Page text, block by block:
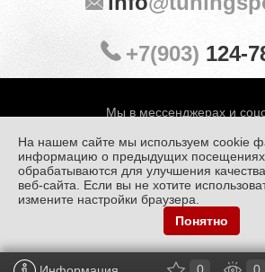
Мы в мессенджерах и
+7(903) 124-
© «Тюнинг Спорт» 1998 — 2026
Обработка персональных
На нашем сайте мы используем cookie
информацию о предыдущих посещениях
обрабатываются для улучшения
веб-сайта. Если вы не хотите
измените настройки браузера.
Понятно